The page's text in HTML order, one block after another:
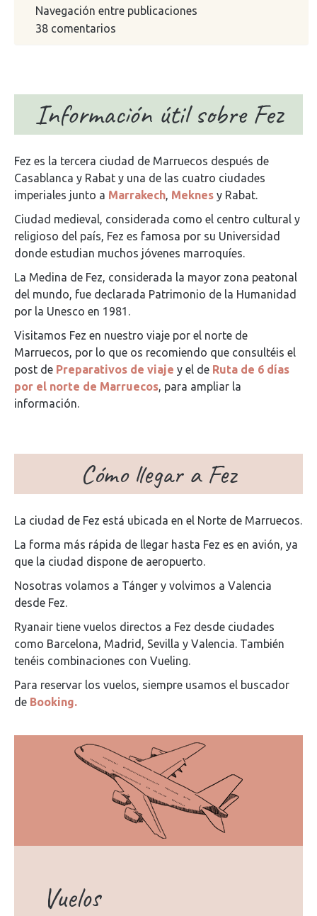
Navegación entre publicaciones
38 comentarios
Información útil sobre Fez
Fez es la tercera ciudad de Marruecos después de
Casablanca y Rabat y una de las cuatro ciudades
imperiales junto a Marrakech, Meknes y Rabat.
Ciudad medieval, considerada como el centro cultural y
religioso del país, Fez es famosa por su Universidad
donde estudian muchos jóvenes marroquíes.
La Medina de Fez, considerada la mayor zona peatonal
del mundo, fue declarada Patrimonio de la Humanidad
por la Unesco en 1981.
Visitamos Fez en nuestro viaje por el norte de
Marruecos, por lo que os recomiendo que consultéis el
post de Preparativos de viaje y el de Ruta de 6 días
por el norte de Marruecos, para ampliar la
información.
Cómo llegar a Fez
La ciudad de Fez está ubicada en el Norte de Marruecos.
La forma más rápida de llegar hasta Fez es en avión, ya
que la ciudad dispone de aeropuerto.
Nosotras volamos a Tánger y volvimos a Valencia
desde Fez.
Ryanair tiene vuelos directos a Fez desde ciudades
como Barcelona, Madrid, Sevilla y Valencia. También
tenéis combinaciones con Vueling.
Para reservar los vuelos, siempre usamos el buscador
de Booking.
Vuelos